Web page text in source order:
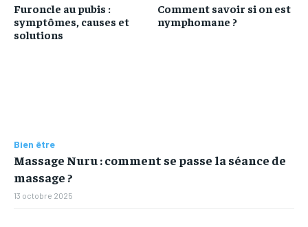
Furoncle au pubis :
symptômes, causes et
solutions
Comment savoir si on est
nymphomane ?
Bien être
Massage Nuru : comment se passe la séance de
massage ?
13 octobre 2025